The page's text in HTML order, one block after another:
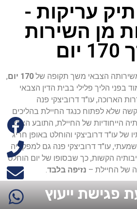
עריקות -
מן השירות
הצבאי משך תקופה של 170 יום
,
בפני הליך פלילי בבית הדין הצבאי
הארוכה, עו"ד דרוביצקי פנה
שלא לפתוח כנגד החיילת בהליכים
הייחודיות של החיילת, התובע הצבאי
של עו"ד דרוביצקי והוחלט באופן חריג
עו"ד דרוביצקי פנה גם למפקדיה
הקשות, כך שבסופו של יום הוחלט
של החיילת – נזיפה בלבד.
פגישת ייעוץ